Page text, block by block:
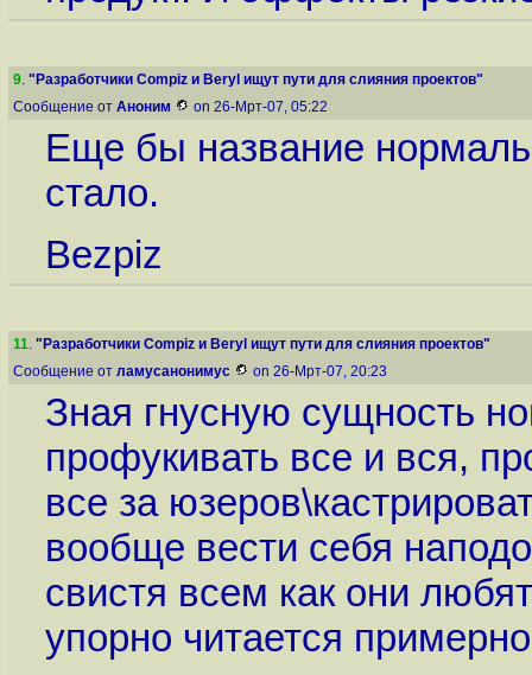
9. "Разработчики Compiz и Beryl ищут пути для слияния проектов"
Сообщение от Аноним on 26-Мрт-07, 05:22
Еще бы название
стало.
Bezpiz
11. "Разработчики Compiz и Beryl ищут пути для слияния проектов"
Сообщение от ламусанонимус on 26-Мрт-07, 20:23
Зная гнусную сущность
профукивать все и вся,
все за
вообще вести себя
свистя всем как они
упорно читается